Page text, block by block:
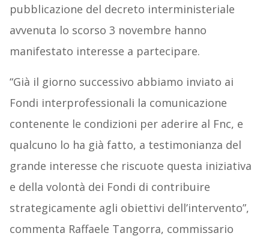
pubblicazione del decreto interministeriale
avvenuta lo scorso 3 novembre hanno
manifestato interesse a partecipare.
“Già il giorno successivo abbiamo inviato ai
Fondi interprofessionali la comunicazione
contenente le condizioni per aderire al Fnc, e
qualcuno lo ha già fatto, a testimonianza del
grande interesse che riscuote questa iniziativa
e della volontà dei Fondi di contribuire
strategicamente agli obiettivi dell’intervento”,
commenta Raffaele Tangorra, commissario